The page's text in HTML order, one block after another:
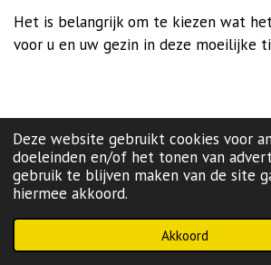
Deze website gebruikt cookies voor
doeleinden en/of het tonen van
gebruik te blijven maken van de site
hiermee akkoord.
Akkoord
Het is belangrijk om te kiezen wat
voor u en uw gezin in deze moeilijke
Powered by